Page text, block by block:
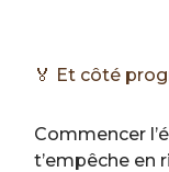
🏅 Et côté
Commencer
t’empêche en